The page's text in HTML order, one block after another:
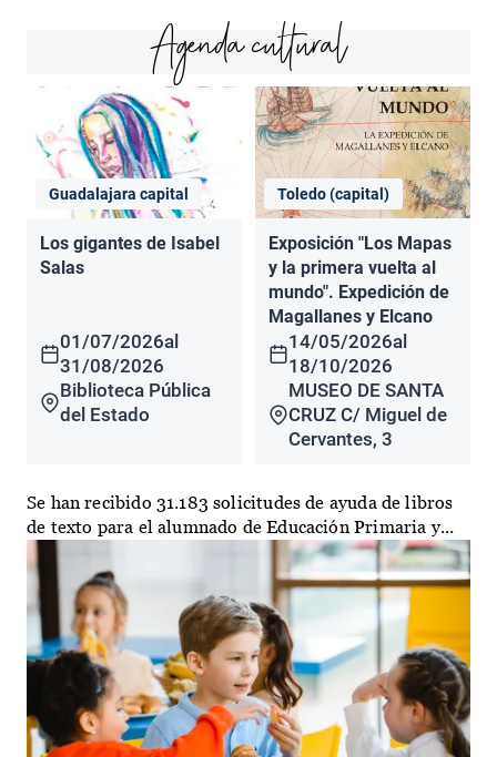
Agenda cultural
Guadalajara capital
Los gigantes de Isabel
Salas
01/07/2026al
31/08/2026
Biblioteca Pública
del Estado
Toledo (capital)
Exposición "Los Mapas
y la primera vuelta al
mundo". Expedición de
Magallanes y Elcano
14/05/2026al
18/10/2026
MUSEO DE SANTA
CRUZ C/ Miguel de
Cervantes, 3
Se han recibido 31.183 solicitudes de ayuda de libros
de texto para el alumnado de Educación Primaria y...